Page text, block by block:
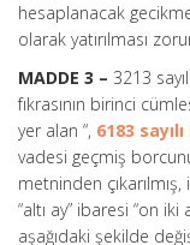
hesaplanacak
olarak yatırılması
MADDE 3 – 3213
fıkrasının birinci
yer alan “, 6183
vadesi geçmiş
metninden
“altı ay” ibaresi “on iki
aşağıdaki şekilde